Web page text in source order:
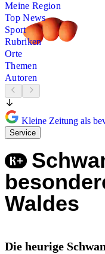
Meine Region
Top News
Sport
Rubriken
Orte
Themen
Autoren
Kleine Zeitung als
Service
Waldes
Die heurige